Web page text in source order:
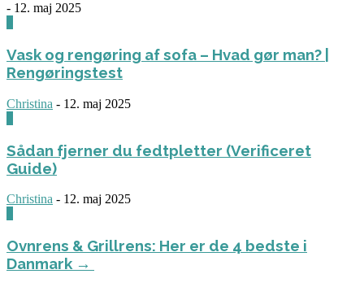
- 12. maj 2025
Vask og rengøring af sofa – Hvad gør man? |
Rengøringstest
Christina - 12. maj 2025
Sådan fjerner du fedtpletter (Verificeret
Guide)
Christina - 12. maj 2025
Ovnrens & Grillrens: Her er de 4 bedste i
Danmark →